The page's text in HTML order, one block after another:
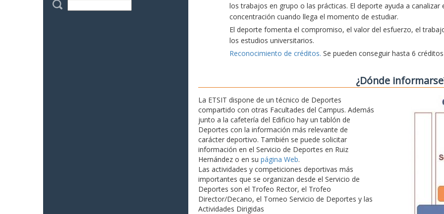
los trabajos en grupo o las prácticas. El deporte ayuda a
concentración cuando llega el momento de estudiar.
El deporte fomenta el compromiso, el valor del esfuerzo, el
los estudios universitarios.
Reconocimiento de créditos. Se pueden conseguir hasta 6
¿Dónde
La ETSIT dispone de un técnico de Deportes
compartido con otras Facultades del Campus. Además
junto a la cafetería del Edificio hay un tablón de
Deportes con la información más relevante de
carácter deportivo. También se puede solicitar
información en el Servicio de Deportes en Ruiz
Hernández o en su página Web.
Las actividades y competiciones deportivas más
importantes que se organizan desde el Servicio de
Deportes son el Trofeo Rector, el Trofeo
Director/Decano, el Torneo Servicio de Deportes y las
Actividades Dirigidas